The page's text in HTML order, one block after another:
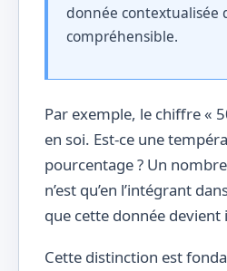
donnée contextualisée
compréhensible.
Par exemple, le chiffre «
en soi. Est-ce une
pourcentage ? Un
n’est qu’en l’intégrant
que cette donnée
Cette distinction est